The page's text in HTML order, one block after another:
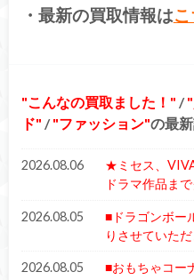
・最新の買取情報はこ
こんなの買取ました！ /
ド
/ ファッション の最
2026.08.06
★ミセス、
ドラマ作品ま
2026.08.05
■ドラゴンボー
りさせていた
2026.08.05 ■おもちゃコー